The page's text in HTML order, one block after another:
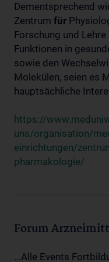
Dementsprechend
Zentrum für
Forschung und
Funktionen in
sowie den
Molekülen, seien es
hauptsächliche
https://
uns/organisation/
einrichtungen/
pharmakologie/
Forum
...Alle Events